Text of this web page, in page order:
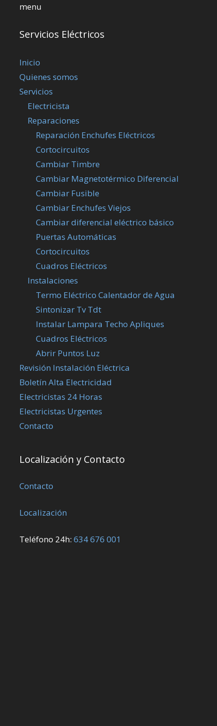
menu
Servicios Eléctricos
Inicio
Quienes somos
Servicios
Electricista
Reparaciones
Reparación Enchufes Eléctricos
Cortocircuitos
Cambiar Timbre
Cambiar Magnetotérmico Diferencial
Cambiar Fusible
Cambiar Enchufes Viejos
Cambiar diferencial eléctrico básico
Puertas Automáticas
Cortocircuitos
Cuadros Eléctricos
Instalaciones
Termo Eléctrico Calentador de Agua
Sintonizar Tv Tdt
Instalar Lampara Techo Apliques
Cuadros Eléctricos
Abrir Puntos Luz
Revisión Instalación Eléctrica
Boletín Alta Electricidad
Electricistas 24 Horas
Electricistas Urgentes
Contacto
Localización y Contacto
Contacto
Localización
Teléfono 24h: 634 676 001